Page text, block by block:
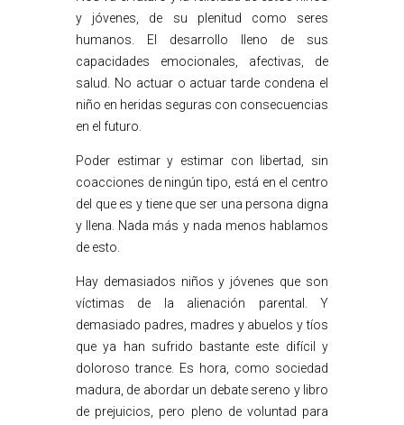
y jóvenes, de su plenitud como seres
humanos. El desarrollo lleno de sus
capacidades emocionales, afectivas, de
salud. No actuar o actuar tarde condena el
niño en heridas seguras con consecuencias
en el futuro.
Poder estimar y estimar con libertad, sin
coacciones de ningún tipo, está en el centro
del que es y tiene que ser una persona digna
y llena. Nada más y nada menos hablamos
de esto.
Hay demasiados niños y jóvenes que son
víctimas de la alienación parental. Y
demasiado padres, madres y abuelos y tíos
que ya han sufrido bastante este difícil y
doloroso trance. Es hora, como sociedad
madura, de abordar un debate sereno y libro
de prejuicios, pero pleno de voluntad para